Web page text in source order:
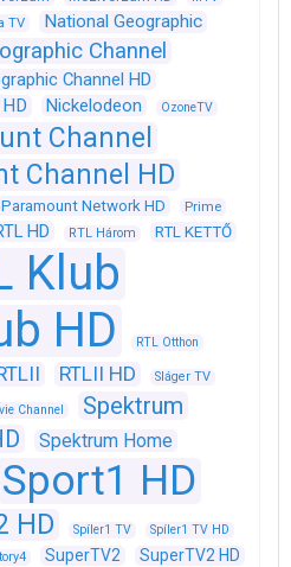
TV National Geographic
Channel
Channel HD
Nickelodeon OzoneTV
Channel
Channel HD
Paramount Network HD Prime
HD RTL Három RTL KETTŐ
Klub
HD
RTL Otthon
RTLII HD Sláger TV
Channel
Spektrum
Spektrum Home
Sport1 HD
HD Spíler1 TV
Spíler1 TV HD
SuperTV2 SuperTV2 HD